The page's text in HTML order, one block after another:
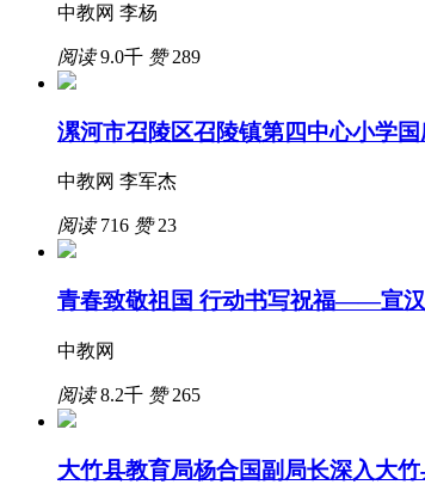
中教网 李杨
阅读9.0千 赞289
漯河市召陵区召陵镇第四中心小学
中教网 李军杰
阅读716 赞23
青春致敬祖国 行动书写祝福——宣
中教网
阅读8.2千 赞265
大竹县教育局杨合国副局长深入大